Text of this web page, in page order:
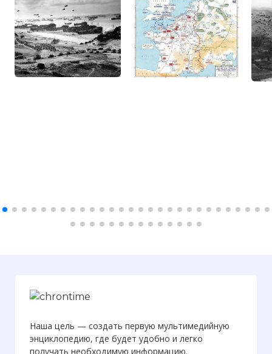
Наша цель — создать первую мультимедийную
энциклопедию, где будет удобно и легко
получать необходимую информацию.